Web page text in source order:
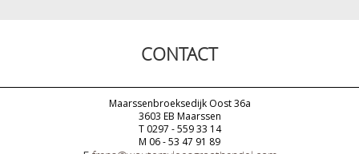
CONTACT
Maarssenbroeksedijk Oost 36a
3603 EB Maarssen
T 0297 - 559 33 14
M 06 - 53 47 91 89